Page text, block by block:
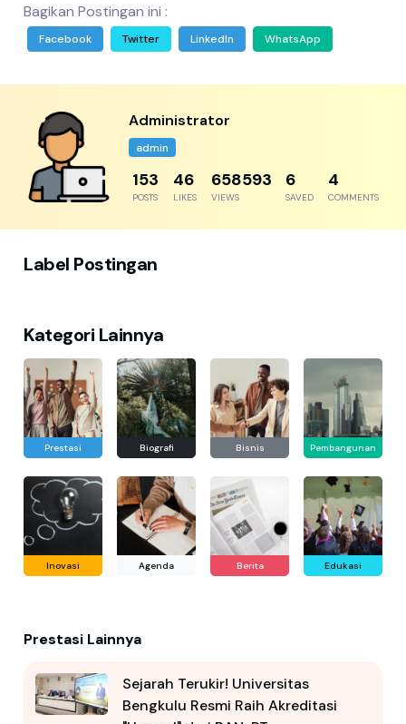
Bagikan Postingan ini :
Facebook Twitter LinkedIn WhatsApp
Administrator
admin
192
POSTS
57
LIKES
823242
VIEWS
8
SAVED
5
COMMENTS
Label Postingan
Kategori Lainnya
Prestasi Biografi Bisnis Pembangunan
Inovasi Agenda Berita Edukasi
Prestasi Lainnya
Sejarah Terukir! Universitas
Bengkulu Resmi Raih Akreditasi